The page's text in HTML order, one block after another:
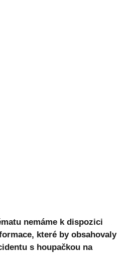
nemáme k dispozici
které by obsahovaly
s houpačkou na